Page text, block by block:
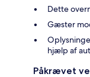
Dette
Gæster
hjælp af
Påkrævet